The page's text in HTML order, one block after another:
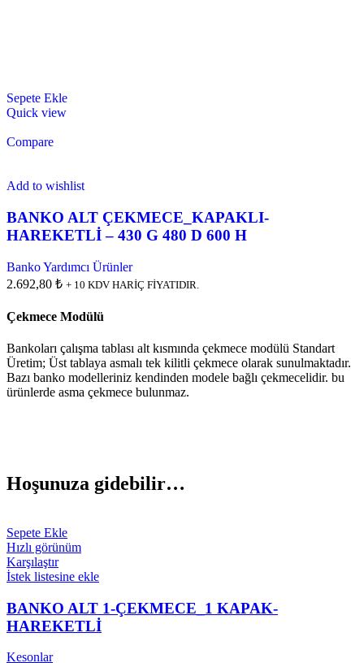
Sepete Ekle
Quick view
Compare
Add to wishlist
BANKO ALT ÇEKMECE_KAPAKLI-
HAREKETLİ – 430 G 480 D 600 H
Banko Yardımcı Ürünler
2.692,80 ₺ + 10 KDV HARİÇ FİYATIDIR.
Çekmece Modülü
Bankoları çalışma tablası alt kısmında çekmece modülü Standart
Üretim; Üst tablaya asmalı tek kilitli çekmece olarak sunulmaktadır.
Bazı banko modelleriniz kendinden modele bağlı çekmecelidir. bu
ürünlerde asma çekmece bulunmaz.
Hoşunuza gidebilir…
Sepete Ekle
Hızlı görünüm
Karşılaştır
İstek listesine ekle
BANKO ALT 1-ÇEKMECE_1 KAPAK-
HAREKETLİ
Kesonlar